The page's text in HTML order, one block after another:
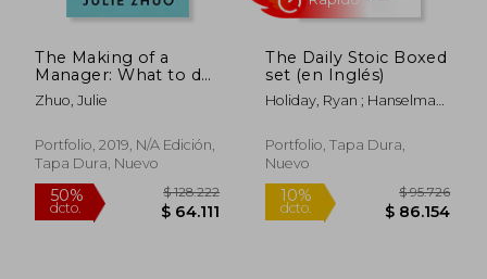
The Making of a
Manager: What to do
When Everyone
Looks to you (en
Zhuo, Julie
Portfolio, 2019, N/A Edición,
Tapa Dura, Nuevo
The Daily Stoic Boxed
set (en Inglés)
Holiday, Ryan ; Hanselman,
Portfolio, Tapa Dura,
Nuevo